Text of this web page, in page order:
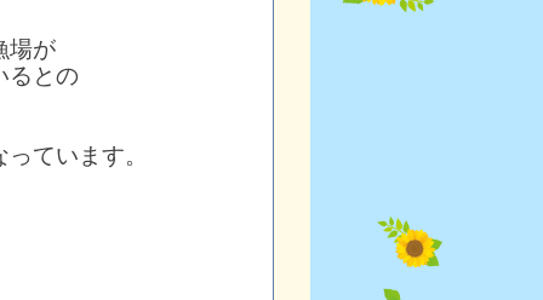
場が
るとの
ています。